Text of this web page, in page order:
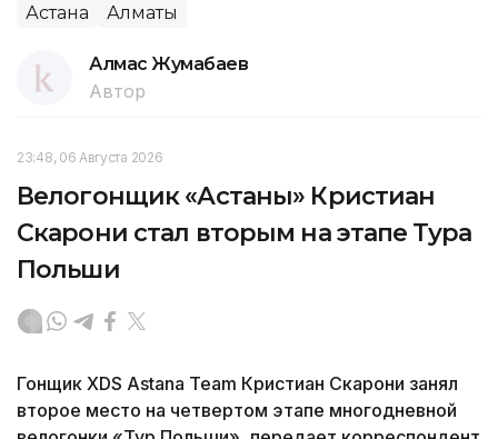
Астана Алматы
Алмас Жумабаев
Автор
23:48, 06 Августа 2026
Велогонщик «Астаны» Кристиан
Скарони стал вторым на этапе Тура
Польши
Гонщик XDS Astana Team Кристиан Скарони занял
второе место на четвертом этапе многодневной